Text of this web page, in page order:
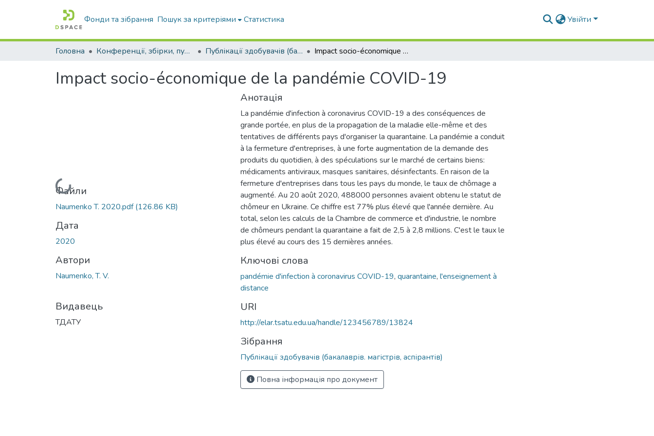
Фонди та зібрання Пошук за критеріями Статистика Увійти
Головна Конференції, збірки, публікації молодих вчених і здобувачів : магістрів, бакалаврів, аспірантів. Публікації здобувачів (бакалаврів. магістрів, аспірантів) Impact socio-économique de la pandémie COVID-19
Impact socio-économique de la pandémie COVID-19
Вантажиться...
Файли
Naumenko T. 2020.pdf(126.86 KB)
Дата
2020
Автори
Naumenko, T. V.
Видавець
ТДАТУ
Анотація
La pandémie d'infection à coronavirus COVID-19 a des conséquences de
grande portée, en plus de la propagation de la maladie elle-même et des
tentatives de différents pays d'organiser la quarantaine. La pandémie a conduit
à la fermeture d'entreprises, à une forte augmentation de la demande des
produits du quotidien, à des spéculations sur le marché de certains biens:
médicaments antiviraux, masques sanitaires, désinfectants. En raison de la
fermeture d'entreprises dans tous les pays du monde, le taux de chômage a
augmenté. Au 20 août 2020, 488000 personnes avaient obtenu le statut de
chômeur en Ukraine. Ce chiffre est 77% plus élevé que l'année dernière. Au
total, selon les calculs de la Chambre de commerce et d'industrie, le nombre
de chômeurs pendant la quarantaine a fait de 2,5 à 2,8 millions. C'est le taux le
plus élevé au cours des 15 dernières années.
Ключові слова
pandémie d'infection à coronavirus COVID-19, quarantaine, l'enseignement à
distance
URI
http://elar.tsatu.edu.ua/handle/123456789/13824
Зібрання
Публікації здобувачів (бакалаврів. магістрів, аспірантів)
Повна інформація про документ